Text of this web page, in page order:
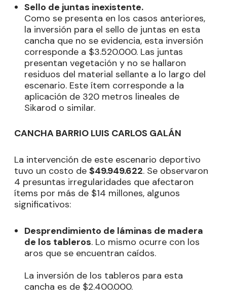
Sello de juntas inexistente.
Como se presenta en los casos anteriores,
la inversión para el sello de juntas en esta
cancha que no se evidencia, esta inversión
corresponde a $3.520.000. Las juntas
presentan vegetación y no se hallaron
residuos del material sellante a lo largo del
escenario. Este ítem corresponde a la
aplicación de 320 metros lineales de
Sikarod o similar.
CANCHA BARRIO LUIS CARLOS GALÁN
La intervención de este escenario deportivo
tuvo un costo de $49.949.622. Se observaron
4 presuntas irregularidades que afectaron
ítems por más de $14 millones, algunos
significativos:
Desprendimiento de láminas de madera
de los tableros. Lo mismo ocurre con los
aros que se encuentran caídos.
La inversión de los tableros para esta
cancha es de $2.400.000.